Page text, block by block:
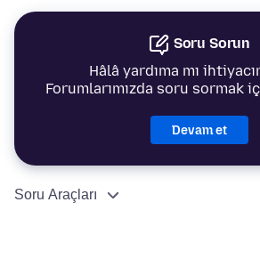
Soru Sorun
Hâlâ yardıma mı
Forumlarımızda soru sormak
Devam et
Soru Araçları